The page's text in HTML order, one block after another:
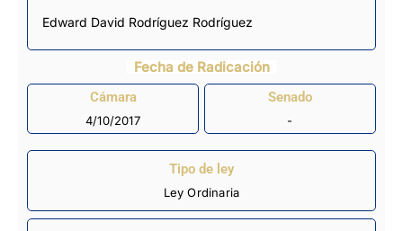
Edward David Rodríguez Rodríguez
Fecha de Radicación
Cámara
4/10/2017
Senado
-
Tipo de ley
Ley Ordinaria